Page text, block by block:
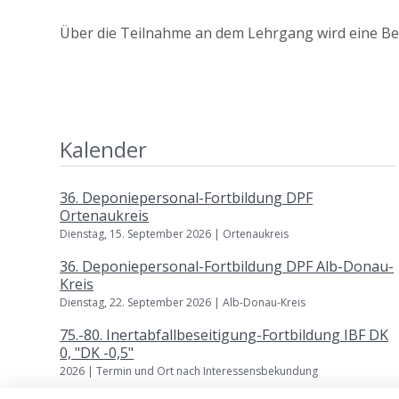
Über die Teilnahme an dem Lehrgang wird eine
Kalender
36. Deponiepersonal-Fortbildung DPF
Ortenaukreis
Dienstag, 15. September 2026 | Ortenaukreis
36. Deponiepersonal-Fortbildung DPF Alb-Donau-
Kreis
Dienstag, 22. September 2026 | Alb-Donau-Kreis
75.-80. Inertabfallbeseitigung-Fortbildung IBF DK
0, "DK -0,5"
2026 | Termin und Ort nach Interessensbekundung